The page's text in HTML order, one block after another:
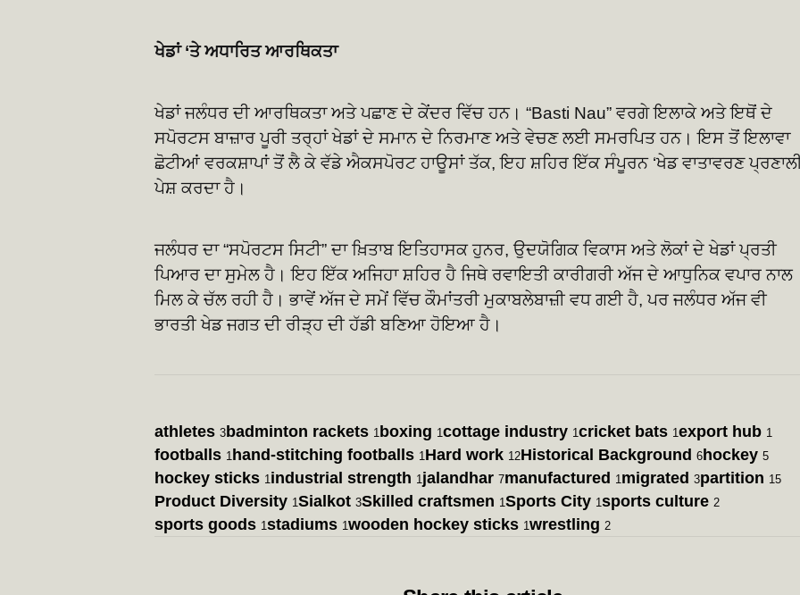
ਖੇਡਾਂ ‘ਤੇ ਅਧਾਰਿਤ ਆਰਥਿਕਤਾ
ਖੇਡਾਂ ਜਲੰਧਰ ਦੀ ਆਰਥਿਕਤਾ ਅਤੇ ਪਛਾਣ ਦੇ ਕੇਂਦਰ ਵਿੱਚ ਹਨ। “Basti Nau” ਵਰਗੇ ਇਲਾਕੇ ਅਤੇ ਇਥੋਂ ਦੇ
ਸਪੋਰਟਸ ਬਾਜ਼ਾਰ ਪੂਰੀ ਤਰ੍ਹਾਂ ਖੇਡਾਂ ਦੇ ਸਮਾਨ ਦੇ ਨਿਰਮਾਣ ਅਤੇ ਵੇਚਣ ਲਈ ਸਮਰਪਿਤ ਹਨ। ਇਸ ਤੋਂ ਇਲਾਵਾ
ਛੋਟੀਆਂ ਵਰਕਸ਼ਾਪਾਂ ਤੋਂ ਲੈ ਕੇ ਵੱਡੇ ਐਕਸਪੋਰਟ ਹਾਊਸਾਂ ਤੱਕ, ਇਹ ਸ਼ਹਿਰ ਇੱਕ ਸੰਪੂਰਨ ‘ਖੇਡ ਵਾਤਾਵਰਣ
ਪੇਸ਼ ਕਰਦਾ ਹੈ।
ਜਲੰਧਰ ਦਾ “ਸਪੋਰਟਸ ਸਿਟੀ” ਦਾ ਖ਼ਿਤਾਬ ਇਤਿਹਾਸਕ ਹੁਨਰ, ਉਦਯੋਗਿਕ ਵਿਕਾਸ ਅਤੇ ਲੋਕਾਂ ਦੇ ਖੇਡਾਂ ਪ੍ਰਤੀ
ਪਿਆਰ ਦਾ ਸੁਮੇਲ ਹੈ। ਇਹ ਇੱਕ ਅਜਿਹਾ ਸ਼ਹਿਰ ਹੈ ਜਿਥੇ ਰਵਾਇਤੀ ਕਾਰੀਗਰੀ ਅੱਜ ਦੇ ਆਧੁਨਿਕ ਵਪਾਰ ਨਾਲ
ਮਿਲ ਕੇ ਚੱਲ ਰਹੀ ਹੈ। ਭਾਵੇਂ ਅੱਜ ਦੇ ਸਮੇਂ ਵਿੱਚ ਕੌਮਾਂਤਰੀ ਮੁਕਾਬਲੇਬਾਜ਼ੀ ਵਧ ਗਈ ਹੈ, ਪਰ ਜਲੰਧਰ ਅੱਜ ਵੀ
ਭਾਰਤੀ ਖੇਡ ਜਗਤ ਦੀ ਰੀੜ੍ਹ ਦੀ ਹੱਡੀ ਬਣਿਆ ਹੋਇਆ ਹੈ।
athletes 3badminton rackets 1 boxing 1cottage industry 1cricket bats 1export hub 1
footballs 1 hand-stitching footballs 1 Hard work 12Historical Background 6hockey 5
hockey sticks 1 industrial strength 1 jalandhar 7manufactured 1 migrated 3partition 15
Product Diversity 1Sialkot 3Skilled craftsmen 1Sports City 1sports culture 2
sports goods 1stadiums 1wooden hockey sticks 1wrestling 2